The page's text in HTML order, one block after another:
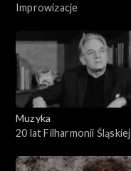
Improwizacje
Muzyka
20 lat Filharmonii Śląskiej